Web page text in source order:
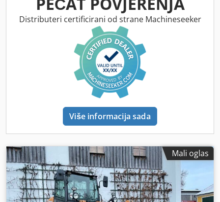
Distributeri certificirani od strane Machineseeker
Više informacija sada
Mali oglas